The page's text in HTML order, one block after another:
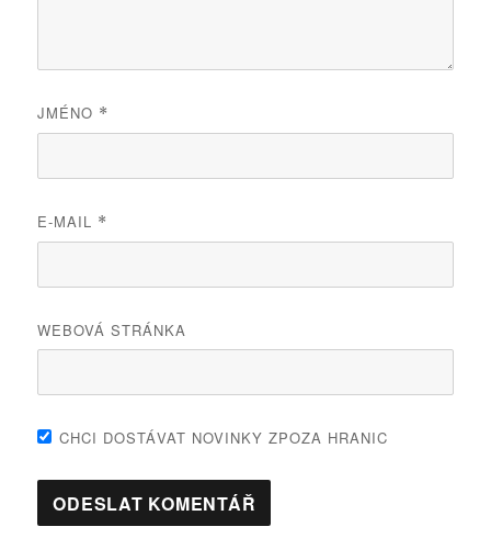
JMÉNO *
E-MAIL *
WEBOVÁ STRÁNKA
CHCI DOSTÁVAT NOVINKY ZPOZA HRANIC